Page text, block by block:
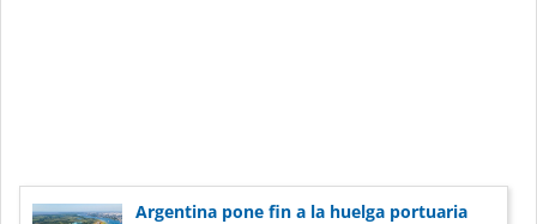
Argentina pone fin a la huelga portuaria